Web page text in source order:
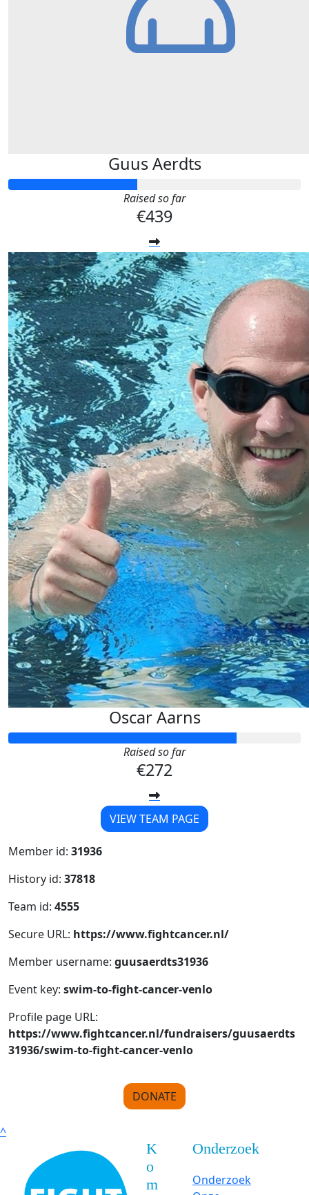
Guus Aerdts
Raised so far
€439
Oscar Aarns
Raised so far
€272
VIEW TEAM PAGE
Member id: 31936
History id: 37818
Team id: 4555
Secure URL: https://www.fightcancer.nl/
Member username: guusaerdts31936
Event key: swim-to-fight-cancer-venlo
Profile page URL:
https://www.fightcancer.nl/fundraisers/guusaerdts
31936/swim-to-fight-cancer-venlo
DONATE
^
K
o
m
Onderzoek
Onderzoek